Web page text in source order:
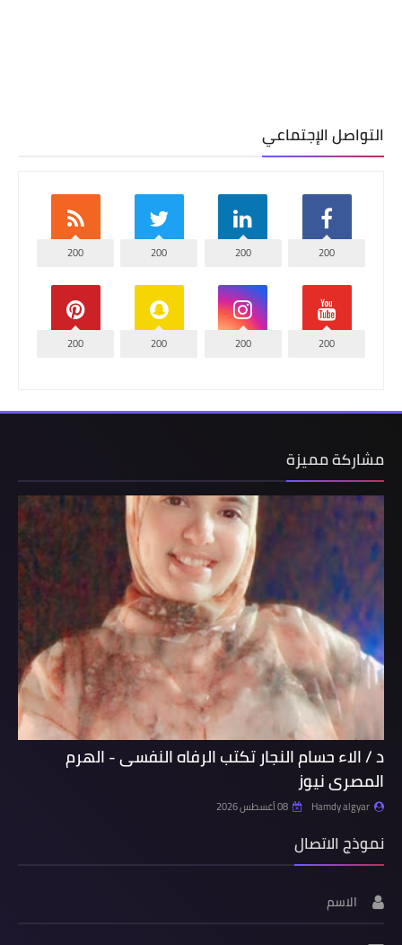
التواصل الإجتماعي
200
200
200
200
200
200
200
200
مشاركة مميزة
د / الاء حسام النجار تكتب الرفاه النفسى - الهرم
المصرى نيوز
Hamdy algyar 08 أغسطس 2026
نموذج الاتصال
الاسم